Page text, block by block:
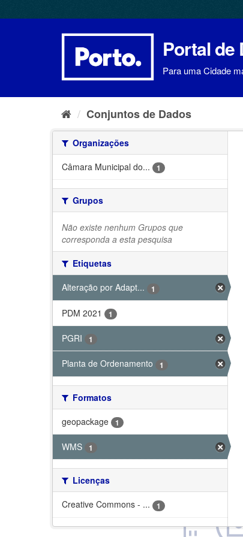
para
Portal de
Para uma Cidade
Conjuntos de Dados
Organizações
Câmara Municipal do...
1
Grupos
Não existe nenhum Grupos que
corresponda a esta pesquisa
Etiquetas
Alteração por Adapt...
1
PDM 2021 1
PGRI 1
Planta de Ordenamento 1
Formatos
geopackage
1
WMS 1
Licenças
Creative Commons - ...
1